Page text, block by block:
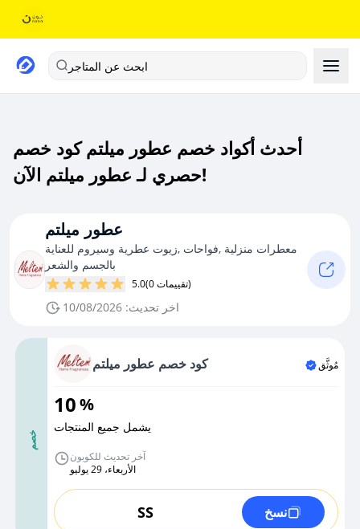
ابحث عن المتاجر
أحدث أكواد خصم عطور ميلتم كود خصم
حصري لـ عطور ميلتم الآن!
عطور ميلتم
معطرات منزلية ,فواحات ,زيوت عطرية وسيروم للعناية
بالجسم والشعر
5.0 (0 تقييمات)
اخر تحديث: 10/08/2026
خصم
كود خصم عطور ميلتم مُوثَّق
10%
يشمل جميع المنتجات
آخر تحديث للكوبون
الأربعاء، 29 يوليو
SS نسخ